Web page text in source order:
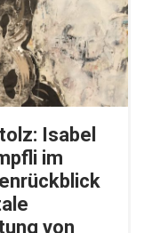
Isabel
im
von